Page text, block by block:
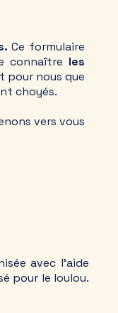
Ce formulaire
connaître les
pour nous que
choyés.
vers vous
avec l'aide
pour le loulou.